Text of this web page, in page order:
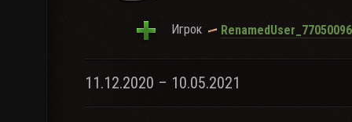
Игрок RenamedUser_77050096
11.12.2020 – 10.05.2021